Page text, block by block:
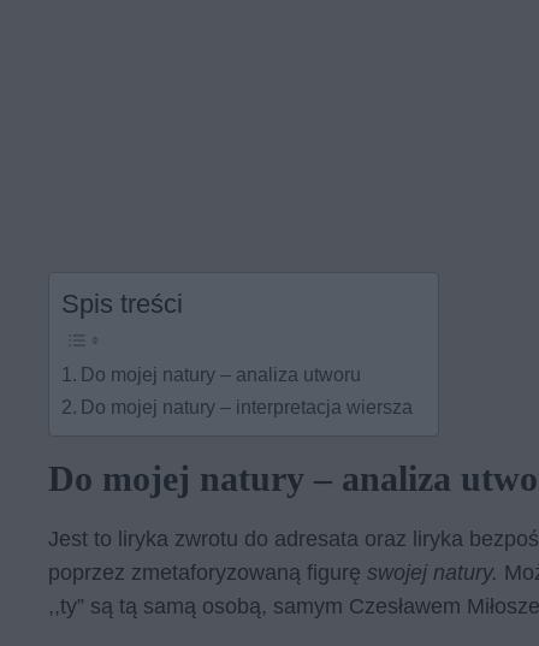
Spis treści
Do mojej natury – analiza utworu
Do mojej natury – interpretacja wiersza
Do mojej natury – analiza
Jest to liryka zwrotu do adresata oraz liryka
poprzez zmetaforyzowaną figurę swojej natury.
,,ty” są tą samą osobą, samym Czesławem